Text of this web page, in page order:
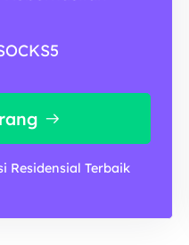
Residensial Terbaik